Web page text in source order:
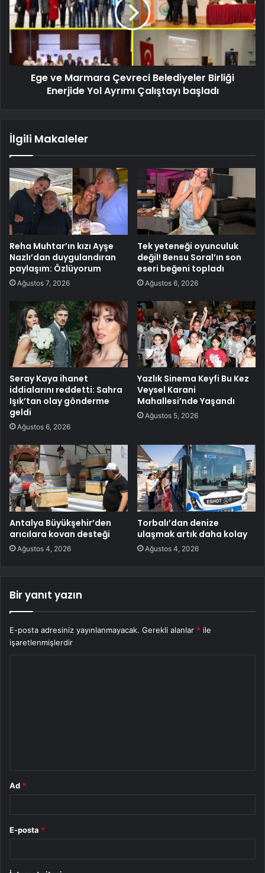
Ege ve Marmara Çevreci Belediyeler Birliği
Enerjide Yol Ayrımı Çalıştayı başladı
İlgili Makaleler
Reha Muhtar’ın kızı Ayşe
Nazlı’dan duygulandıran
paylaşım: Özlüyorum
Ağustos 7, 2026
Tek yeteneği oyunculuk
değil! Bensu Soral’ın son
eseri beğeni topladı
Ağustos 6, 2026
Seray Kaya ihanet
iddialarını reddetti: Sahra
Işık’tan olay gönderme
geldi
Ağustos 6, 2026
Yazlık Sinema Keyfi Bu Kez
Veysel Karani
Mahallesi’nde Yaşandı
Ağustos 5, 2026
Antalya Büyükşehir’den
arıcılara kovan desteği
Ağustos 4, 2026
Torbalı’dan denize
ulaşmak artık daha kolay
Ağustos 4, 2026
Bir yanıt yazın
E-posta adresiniz yayınlanmayacak. Gerekli alanlar * ile
işaretlenmişlerdir
Ad *
E-posta *